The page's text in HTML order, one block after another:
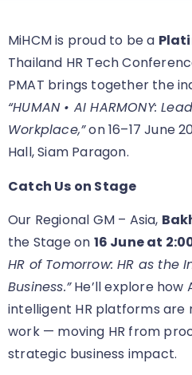
MiHCM is proud to be a
Thailand HR Tech
PMAT brings together the
“HUMAN • AI HARMONY:
Workplace,”on 16–17 June
Hall, Siam Paragon.
Catch Us on Stage
Our Regional GM – Asia,
the Stage on 16 June at
HR of Tomorrow: HR as the
Business.”He’ll explore how
intelligent HR platforms are
work — moving HR from
strategic business impact.